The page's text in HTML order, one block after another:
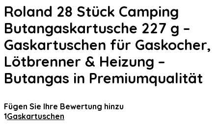
Roland 28 Stück Camping
Butangaskartusche 227 g –
Gaskartuschen für Gaskocher,
Lötbrenner & Heizung –
Butangas in Premiumqualität
Fügen Sie Ihre Bewertung hinzu
1Gaskartuschen